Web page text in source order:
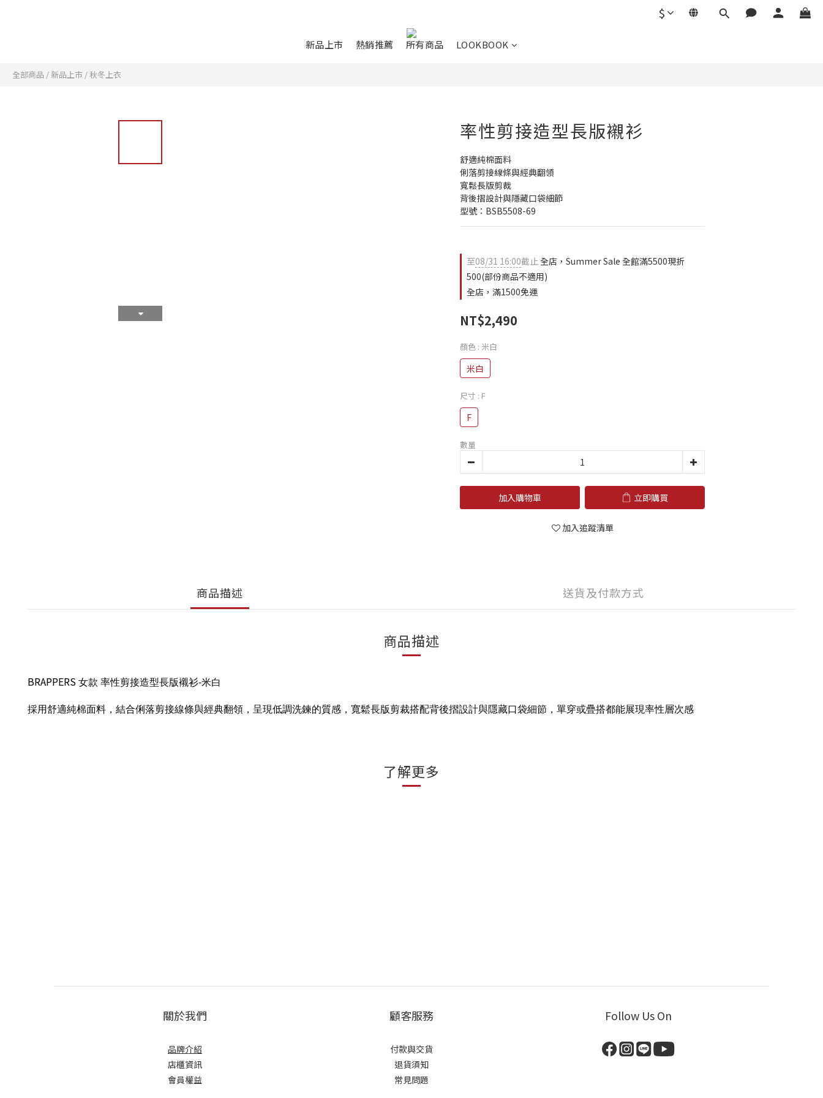
$
新品上市 熱銷推薦 所有商品 LOOKBOOK
全部商品 /新品上市 /秋冬上衣
率性剪接造型長版襯衫
舒適純棉面料
俐落剪接線條與經典翻領
寬鬆長版剪裁
背後摺設計與隱藏口袋細節
型號：BSB5508-69
至08/31 16:00截止全店，Summer Sale 全館滿5500現折
500(部份商品不適用)
全店，滿1500免運
NT$2,490
顏色 : 米白
米白
尺寸 : F
F
數量
加入購物車 立即購買
加入追蹤清單
商品描述 送貨及付款方式
商品描述
BRAPPERS女款 率性剪接造型長版襯衫-米白
採用舒適純棉面料，結合俐落剪接線條與經典翻領，呈現低調洗鍊的質感，寬鬆長版剪裁搭配背後摺設計與隱藏口袋細節，單穿或疊搭都能展現率性層次感
了解更多
立即購買
關於我們
品牌介紹
店櫃資訊
會員權益
顧客服務
付款與交貨
退貨須知
常見問題
Follow Us On